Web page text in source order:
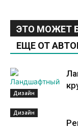
ЭТО МОЖЕТ
ЕЩЕ ОТ
Дизайн
Дизайн